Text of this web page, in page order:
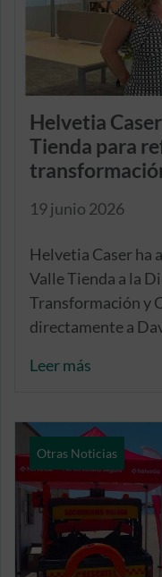
Helvetia
Tienda para
19 junio 2026
Helvetia Caser ha
Valle Tienda a la
Transformación y
directamente a
Leer más
Otras Noticias